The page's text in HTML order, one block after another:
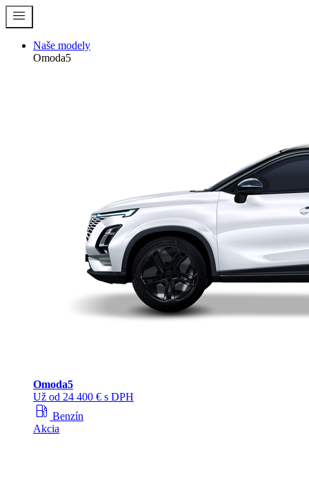
menu
Naše modely
Omoda5
Omoda5
Už od 24 400 € s DPH
local_gas_station Benzín
Akcia